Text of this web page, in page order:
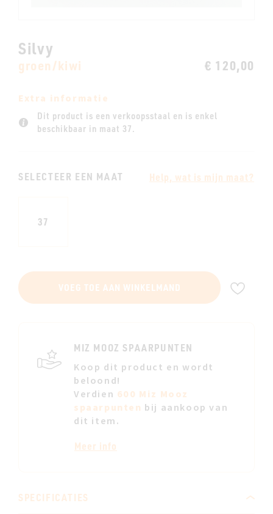
Silvy
groen/kiwi € 120,00
Extra informatie
Dit product is een verkoopsstaal en is enkel
beschikbaar in maat 37.
SELECTEER EEN MAAT Help, wat is mijn maat?
37
VOEG TOE AAN WINKELMAND
MIZ MOOZ SPAARPUNTEN
Koop dit product en wordt
beloond!
Verdien 600 Miz Mooz
spaarpunten bij aankoop van
dit item.
Meer info
SPECIFICATIES